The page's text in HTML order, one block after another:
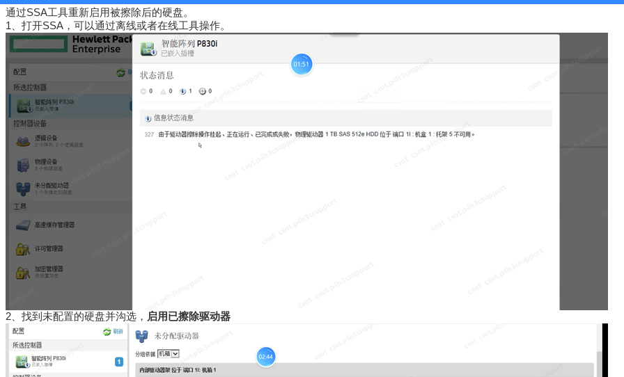
通过SSA工具重新启用被擦除后的硬盘。
1、打开SSA，可以通过离线或者在线工具操作。
2、找到未配置的硬盘并沟选， 启用已擦除驱动器